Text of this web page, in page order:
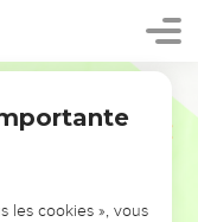
les cookies », vous